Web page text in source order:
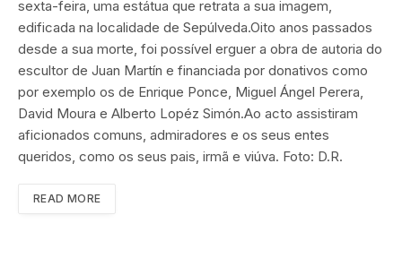
sexta-feira, uma estátua que retrata a sua imagem,
edificada na localidade de Sepúlveda.Oito anos passados
desde a sua morte, foi possível erguer a obra de autoria do
escultor de Juan Martín e financiada por donativos como
por exemplo os de Enrique Ponce, Miguel Ángel Perera,
David Moura e Alberto Lopéz Simón.Ao acto assistiram
aficionados comuns, admiradores e os seus entes
queridos, como os seus pais, irmã e viúva. Foto: D.R.
READ MORE